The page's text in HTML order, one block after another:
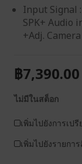
Input Signal
SPK+ Audio
+Adj.
฿7,390.00
ไม่มีในสต็อก
เพิ่มไปยังการเปรี
เพิ่มไปยังรายกา